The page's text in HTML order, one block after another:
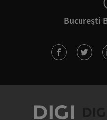
București